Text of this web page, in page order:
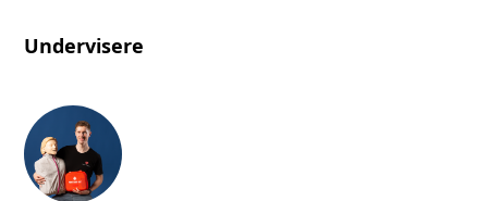
Undervisere